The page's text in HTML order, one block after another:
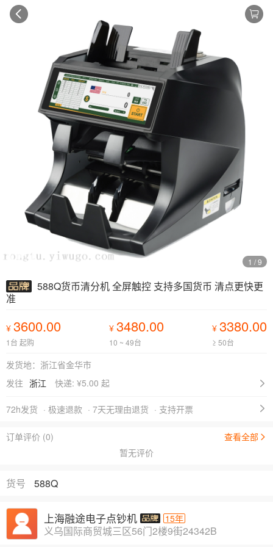
1 / 9
准
¥ 3600.00
1台 起购
¥ 3480.00
10 ~ 49台
¥ 3380.00
≥ 50台
发货地：浙江省金华市
发往 浙江 快递: ¥5.00 起
72h发货 · 极速退款 · 7天无理由退货 · 支持开票
订单评价 (0)
查看全部
暂无评价
货号 588Q
上海融途电子点钞机 15年
义乌国际商贸城三区56门2楼9街24342B